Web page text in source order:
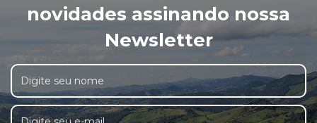
novidades assinando nossa
Newsletter